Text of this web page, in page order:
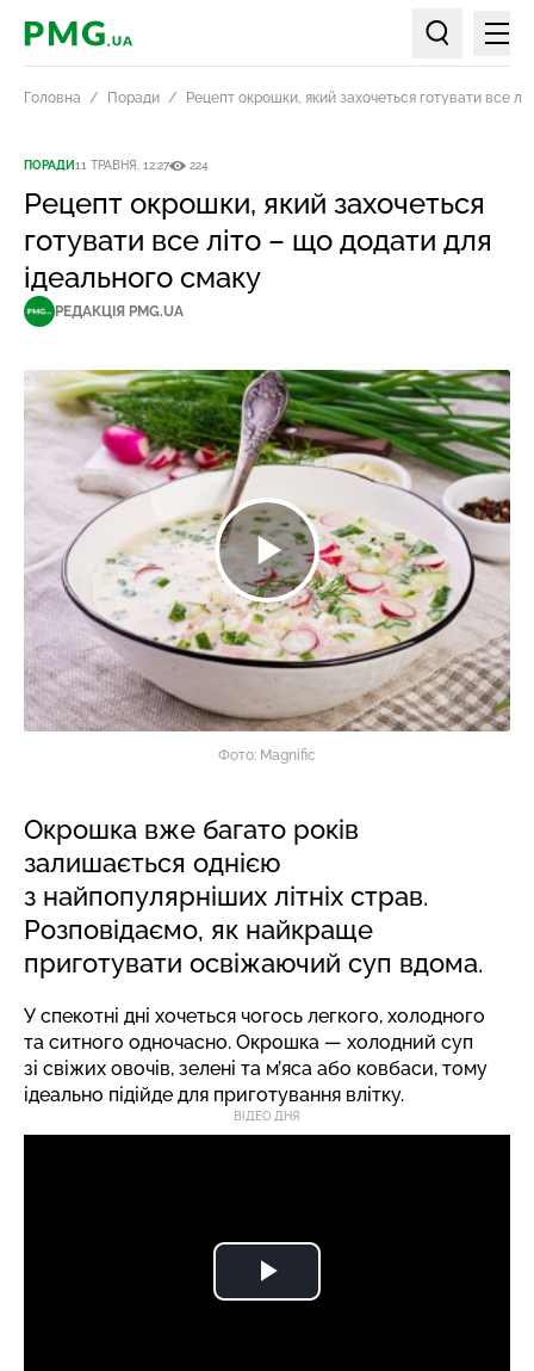
PMG.ua
Пошук по
Головна Поради Рецепт окрошки, який захочеться готувати все
ПОРАДИ11 ТРАВНЯ, 12:27 224
Рецепт окрошки, який захочеться
готувати все літо – що додати для
ідеального смаку
РЕДАКЦІЯ PMG.UA
Фото: Magnific
Окрошка вже багато років
залишається однією
з найпопулярніших літніх страв.
Розповідаємо, як найкраще
приготувати освіжаючий суп вдома.
У спекотні дні хочеться чогось легкого, холодного
та ситного одночасно. Окрошка — холодний суп
зі свіжих овочів, зелені та м’яса або ковбаси, тому
ідеально підійде для приготування влітку.
ВІДЕО ДНЯ